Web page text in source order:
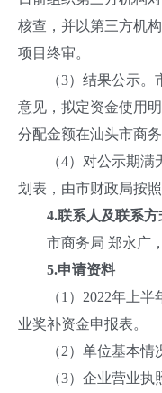
核查，并以第三方机
项目终审。
（3）结果公示。市
意见，拟定资金使用
分配金额在汕头市商
（4）对公示期满无
划表，由市财政局按
4.联系人及联系方
市商务局 郑永广，
5.申请资料
（1）2022年上半
业奖补资金申报表。
（2）单位基本情
（3）企业营业执照